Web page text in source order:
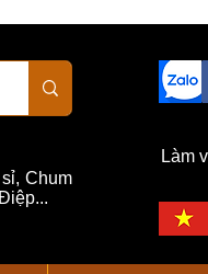
Làm
,Chum